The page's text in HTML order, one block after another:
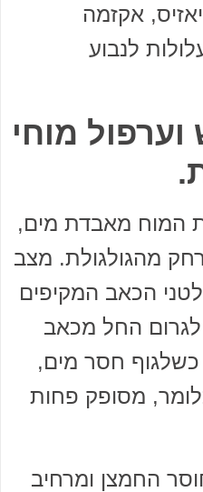
אקזמה
לנבוע
וערפול מוחי
המוח מאבדת מים,
מהגולגולת. מצב
הכאב המקיפים
החל מכאב
חסר מים,
מסופק פחות
החמצן ומרחיב